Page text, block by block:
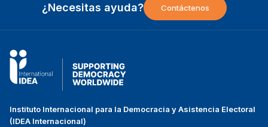
¿Necesitas ayuda? Contáctenos
Instituto Internacional para la Democracia y Asistencia Electoral
(IDEA Internacional)